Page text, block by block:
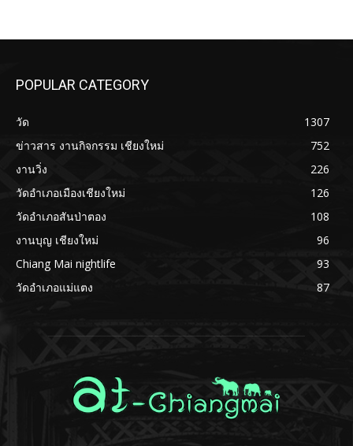
POPULAR CATEGORY
วัด
1307
ข่าวสาร งานกิจกรรม เชียงใหม่
752
งานวิ่ง
226
วัดอำเภอเมืองเชียงใหม่
126
วัดอำเภอสันป่าตอง
108
งานบุญ เชียงใหม่
96
Chiang Mai nightlife
93
วัดอำเภอแม่แตง
87